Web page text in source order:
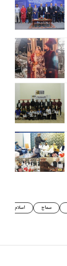
سماج اسلام